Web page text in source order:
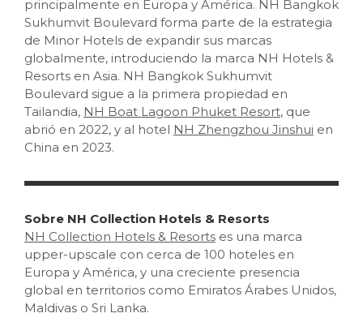
principalmente en Europa y América. NH Bangkok
Sukhumvit Boulevard forma parte de la estrategia
de Minor Hotels de expandir sus marcas
globalmente, introduciendo la marca NH Hotels &
Resorts en Asia. NH Bangkok Sukhumvit
Boulevard sigue a la primera propiedad en
Tailandia, NH Boat Lagoon Phuket Resort, que
abrió en 2022, y al hotel NH Zhengzhou Jinshui en
China en 2023.
Sobre NH Collection Hotels & Resorts
NH Collection Hotels & Resorts es una marca
upper-upscale con cerca de 100 hoteles en
Europa y América, y una creciente presencia
global en territorios como Emiratos Árabes Unidos,
Maldivas o Sri Lanka.